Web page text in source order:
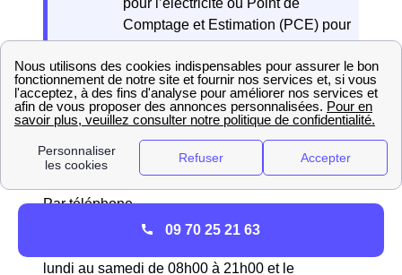
pour l’électricité ou Point de
Comptage et Estimation (PCE) pour
le gaz
Date de résiliation souhaitée
Relevé de compteur (facultatif si
vous disposez d’un compteur Linky)
Par téléphone
Pour résilier par téléphone, appelez le
lundi au samedi de 08h00 à 21h00 et le
09 70 25 21 63